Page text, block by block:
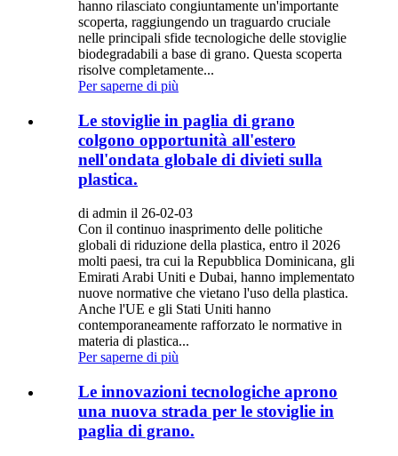
hanno rilasciato congiuntamente un'importante
scoperta, raggiungendo un traguardo cruciale
nelle principali sfide tecnologiche delle stoviglie
biodegradabili a base di grano. Questa scoperta
risolve completamente...
Per saperne di più
Le stoviglie in paglia di grano
colgono opportunità all'estero
nell'ondata globale di divieti sulla
plastica.
di admin il 26-02-03
Con il continuo inasprimento delle politiche
globali di riduzione della plastica, entro il 2026
molti paesi, tra cui la Repubblica Dominicana, gli
Emirati Arabi Uniti e Dubai, hanno implementato
nuove normative che vietano l'uso della plastica.
Anche l'UE e gli Stati Uniti hanno
contemporaneamente rafforzato le normative in
materia di plastica...
Per saperne di più
Le innovazioni tecnologiche aprono
una nuova strada per le stoviglie in
paglia di grano.